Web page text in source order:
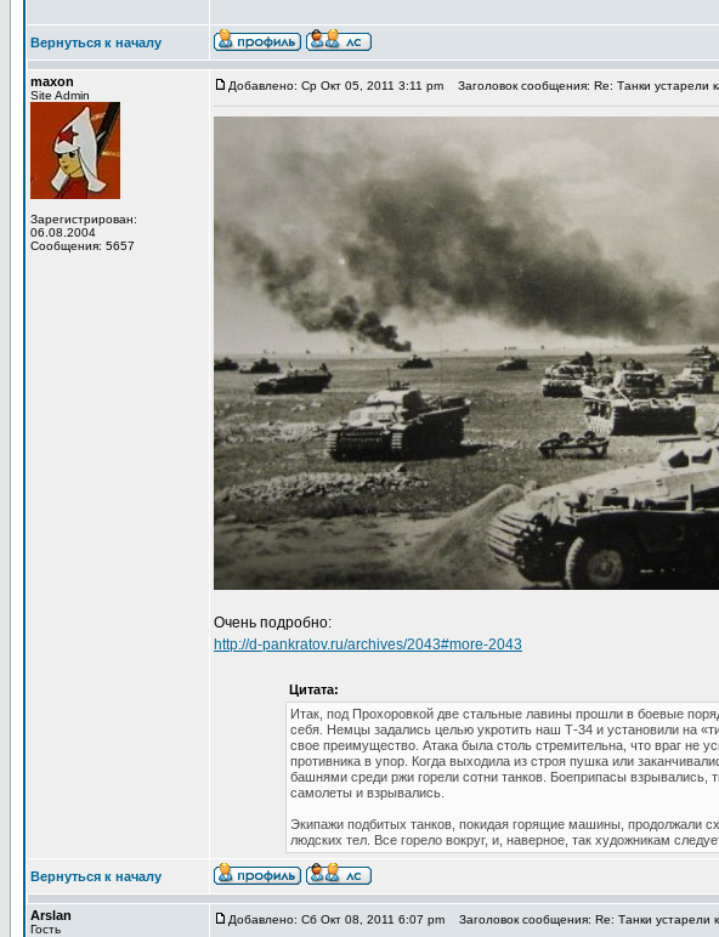
Вернуться к началу
maxon
Site Admin
Зарегистрирован:
06.08.2004
Сообщения: 5657
Добавлено: Ср Окт 05, 2011 3:11 pm Заголовок сообщения: Re: Танки устарели
Очень подробно:
http://d-pankratov.ru/archives/2043#more-2043
Цитата:
Итак, под Прохоровкой две стальные лавины прошли в боевые
себя. Немцы задались целью укротить наш Т-34 и установили на
свое преимущество. Атака была столь стремительна, что враг не
противника в упор. Когда выходила из строя пушка или
башнями среди ржи горели сотни танков. Боеприпасы
самолеты и взрывались.
Экипажи подбитых танков, покидая горящие машины, продолжали
людских тел. Все горело вокруг, и, наверное, так художникам
Вернуться к началу
Arslan
Гость
Добавлено: Сб Окт 08, 2011 6:07 pm Заголовок сообщения: Re: Танки устарели